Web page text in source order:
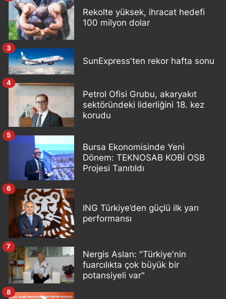
Rekolte yüksek, ihracat hedefi
100 milyon dolar
SunExpress'ten rekor hafta sonu
3
Petrol Ofisi Grubu, akaryakıt
sektöründeki liderliğini 18. kez
korudu
4
Bursa Ekonomisinde Yeni
Dönem: TEKNOSAB KOBİ OSB
Projesi Tanıtıldı
5
ING Türkiye’den güçlü ilk yarı
performansı
6
Nergis Aslan: "Türkiye'nin
fuarcılıkta çok büyük bir
potansiyeli var"
7
8